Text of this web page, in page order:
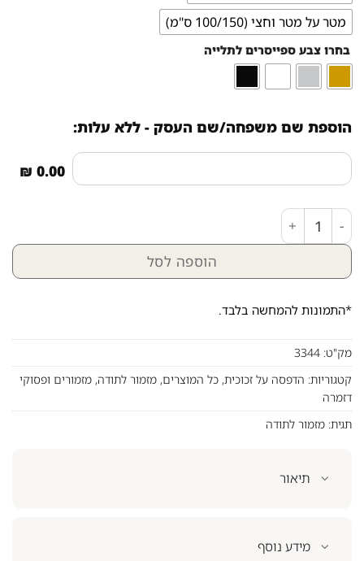
מטר על מטר וחצי (100/150 ס"מ)
בחרו צבע ספייסרים לתלייה
הוספת שם משפחה/שם העסק - ללא עלות:
0.00 ₪
כמות של מזמור לתודה לקיר - רקע שיש וטקסט זהב
הוספה לסל
*התמונות להמחשה בלבד.
מק"ט: 3344
קטגוריות: הדפסה על זכוכית, כל המוצרים, מזמור לתודה, מזמורים ופסוקי
דזמרה
תגית: מזמור לתודה
תיאור
מידע נוסף